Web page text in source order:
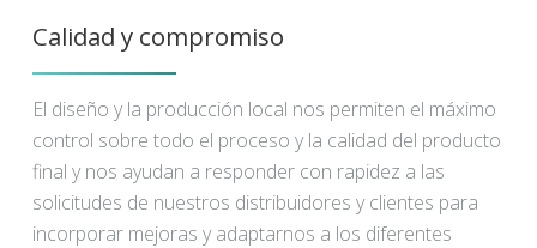
Calidad y compromiso
El diseño y la producción local nos permiten el máximo
control sobre todo el proceso y la calidad del producto
final y nos ayudan a responder con rapidez a las
solicitudes de nuestros distribuidores y clientes para
incorporar mejoras y adaptarnos a los diferentes